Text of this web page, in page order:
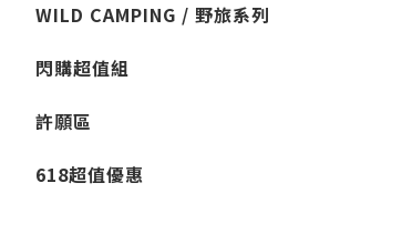
WILD CAMPING / 野旅系列
閃購超值組
許願區
618超值優惠